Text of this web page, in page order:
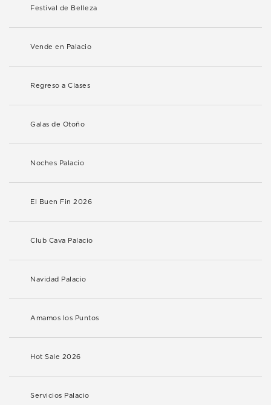
Festival de Belleza
Vende en Palacio
Regreso a Clases
Galas de Otoño
Noches Palacio
El Buen Fin 2026
Club Cava Palacio
Navidad Palacio
Amamos los Puntos
Hot Sale 2026
Servicios Palacio